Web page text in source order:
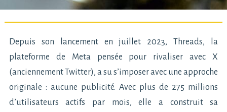
Depuis son lancement en juillet 2023, Threads, la
plateforme de Meta pensée pour rivaliser avec X
(anciennement Twitter), a su s’imposer avec une approche
originale : aucune publicité. Avec plus de 275 millions
d’utilisateurs actifs par mois, elle a construit sa